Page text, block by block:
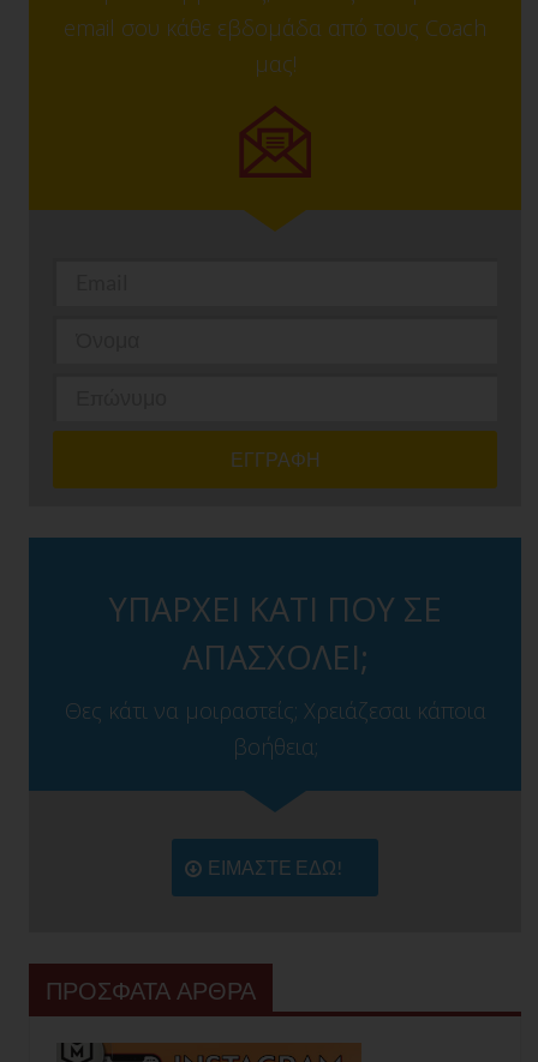
email σου κάθε εβδομάδα από τους Coach
μας!
ΥΠΑΡΧΕΙ ΚΑΤΙ ΠΟΥ ΣΕ
ΑΠΑΣΧΟΛΕΙ;
Θες κάτι να μοιραστείς; Χρειάζεσαι κάποια
βοήθεια;
ΕΙΜΑΣΤΕ ΕΔΩ!
ΠΡΟΣΦΑΤΑ ΑΡΘΡΑ